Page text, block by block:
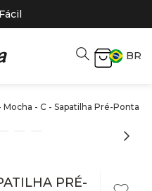
BR
Mocha - C - Sapatilha Pré-Ponta
PRÉ-